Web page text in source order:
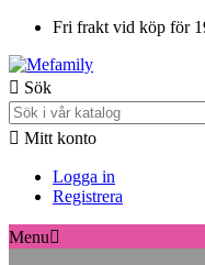
Fri frakt vid köp för
 Sök
 Mitt konto
Logga in
Registrera
Menu